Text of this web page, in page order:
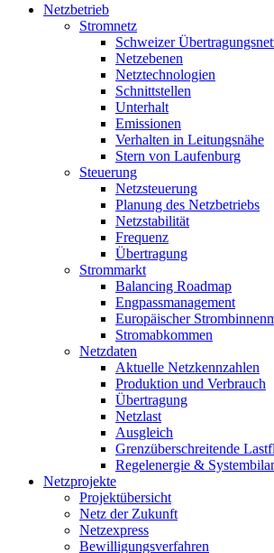
Netzbetrieb
Stromnetz
Schweizer
Netzebenen
Netztechnologien
Schnittstellen
Unterhalt
Emissionen
Verhalten in Leitungsnähe
Stern von Laufenburg
Steuerung
Netzsteuerung
Planung des Netzbetriebs
Netzstabilität
Frequenz
Übertragung
Strommarkt
Balancing Roadmap
Engpassmanagement
Europäischer
Stromabkommen
Netzdaten
Aktuelle Netzkennzahlen
Produktion und Verbrauch
Übertragung
Netzlast
Ausgleich
Grenzüberschreitende
Regelenergie &
Netzprojekte
Projektübersicht
Netz der Zukunft
Netzexpress
Bewilligungsverfahren